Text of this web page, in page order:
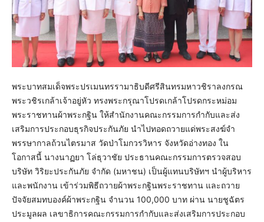
พระบาทสมเด็จพระปรเมนทรรามาธิบดีศรีสินทรมหาวชิราลงกรณ
พระวชิรเกล้าเจ้าอยู่หัว ทรงพระกรุณาโปรดเกล้าโปรดกระหม่อม
พระราชทานผ้าพระกฐิน ให้สำนักงานคณะกรรมการกำกับและส่ง
เสริมการประกอบธุรกิจประกันภัย นำไปทอดถวายแด่พระสงฆ์จำ
พรรษากาลถ้วนไตรมาส วัดป่าโมกวรวิหาร จังหวัดอ่างทอง ใน
โอกาสนี้ นางนาฏยา โล่ธุวาชัย ประธานคณะกรรมการตรวจสอบ
บริษัท วิริยะประกันภัย จำกัด (มหาชน) เป็นผู้แทนบริษัทฯ นำผู้บริหาร
และพนักงาน เข้าร่วมพิธีถวายผ้าพระกฐินพระราชทาน และถวาย
ปัจจัยสมทบองค์ผ้าพระกฐิน จำนวน 100,000 บาท ผ่าน นายชูฉัตร
ประมูลผล เลขาธิการคณะกรรมการกำกับและส่งเสริมการประกอบ